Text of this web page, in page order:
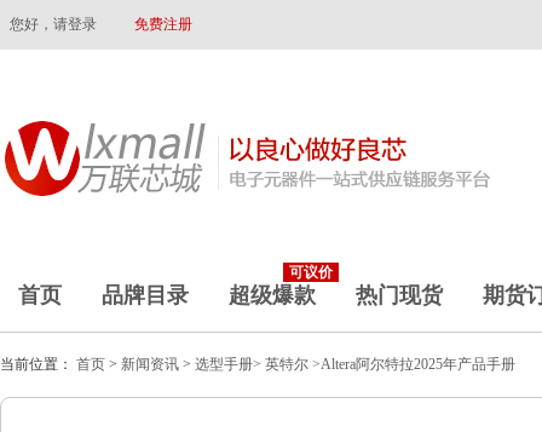
您好，请登录 免费注册
首页 品牌目录
可议价
超级爆款 热门现货 期货
当前位置： 首页 > 新闻资讯 > 选型手册> 英特尔 >Altera阿尔特拉2025年产品手册